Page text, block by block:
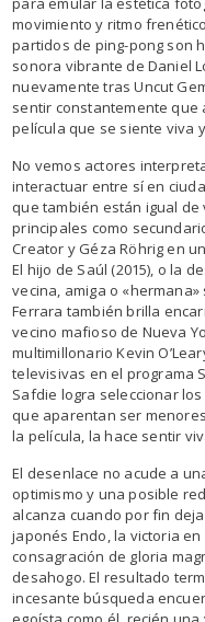
movimiento y ritmo
partidos de ping-pong son
sonora vibrante de Daniel
nuevamente tras Uncut
sentir constantemente que
película que se siente viva
No vemos actores
interactuar entre sí en
que también están igual
principales como
Creator y Géza Röhrig en
El hijo de Saúl (2015), o la
vecina, amiga o
Ferrara también brilla
vecino mafioso de Nueva
multimillonario Kevin
televisivas en el programa
Safdie logra seleccionar
que aparentan ser
la película, la hace sentir
El desenlace no acude a
optimismo y una posible
alcanza cuando por fin
japonés Endo, la victoria
consagración de gloria
desahogo. El resultado
incesante búsqueda